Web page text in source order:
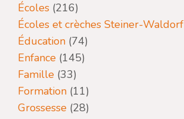
Écoles (216)
Écoles et crèches Steiner-Waldorf
Éducation (74)
Enfance (145)
Famille (33)
Formation (11)
Grossesse (28)